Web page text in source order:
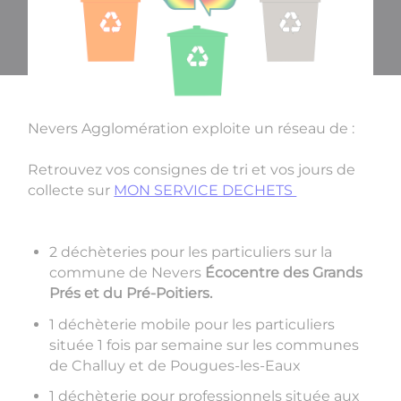
Nevers Agglomération exploite un réseau de :
Retrouvez vos consignes de tri et vos jours de
collecte sur MON SERVICE DECHETS
2 déchèteries pour les particuliers sur la
commune de Nevers Écocentre des Grands
Prés et du Pré-Poitiers.
1 déchèterie mobile pour les particuliers
située 1 fois par semaine sur les communes
de Challuy et de Pougues-les-Eaux
1 déchèterie pour professionnels située aux